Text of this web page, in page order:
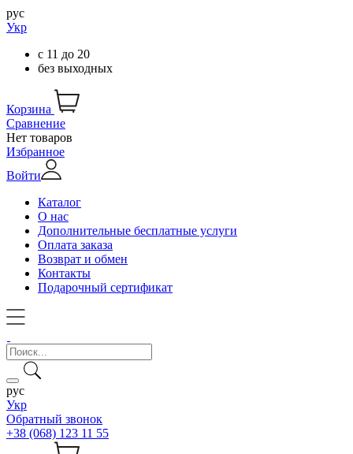
рус
Укр
с 11 до 20
без выходных
Корзина
Сравнение
Нет товаров
Избранное
Войти
Каталог
О нас
Дополнительные бесплатные услуги
Оплата заказа
Возврат и обмен
Контакты
Подарочный сертификат
рус
Укр
Обратный звонок
+38 (068) 123 11 55